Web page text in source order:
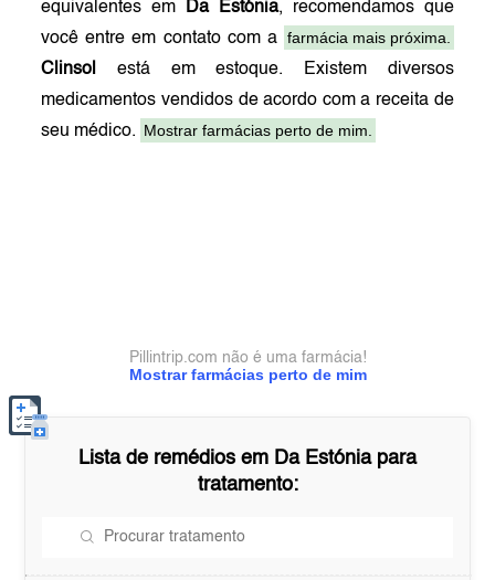
equivalentes em Da Estónia, recomendamos que
você entre em contato com a farmácia mais próxima.
Clinsol
está em estoque. Existem diversos
medicamentos vendidos de acordo com a receita de
seu médico. Mostrar farmácias perto de mim.
Mostrar farmácias perto de mim
Pillintrip.com não é uma farmácia!
Lista de remédios em Da Estóniapara
tratamento: